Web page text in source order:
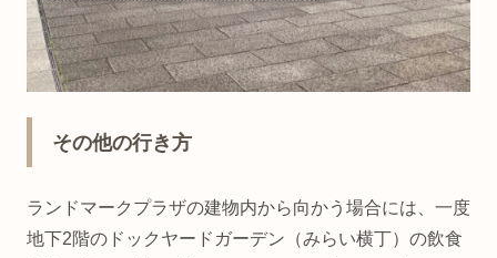
その他の行き方
ランドマークプラザの建物内から向かう場合には、一度
地下2階のドックヤードガーデン（みらい横丁）の飲食